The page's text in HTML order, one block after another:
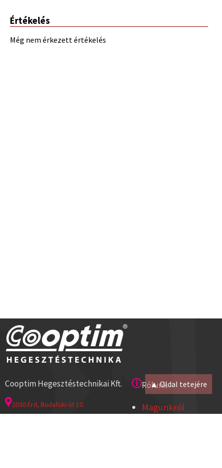
▲ Oldal tetejére
Értékelés
Még nem érkezett értékelés
Cooptim Hegesztéstechnikai Kft.
2030 Érd, Budafoki út 10.
Rólunk
Magunkról